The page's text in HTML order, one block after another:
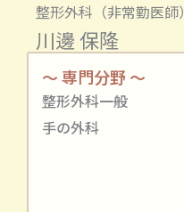
整形外科（非常勤医師）
川邊 保隆
～ 専門分野 ～
整形外科一般
手の外科